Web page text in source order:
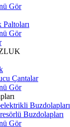
Gör
Gör
Çantalar
Gör
Buzdolapları
Buzdolapları
Gör